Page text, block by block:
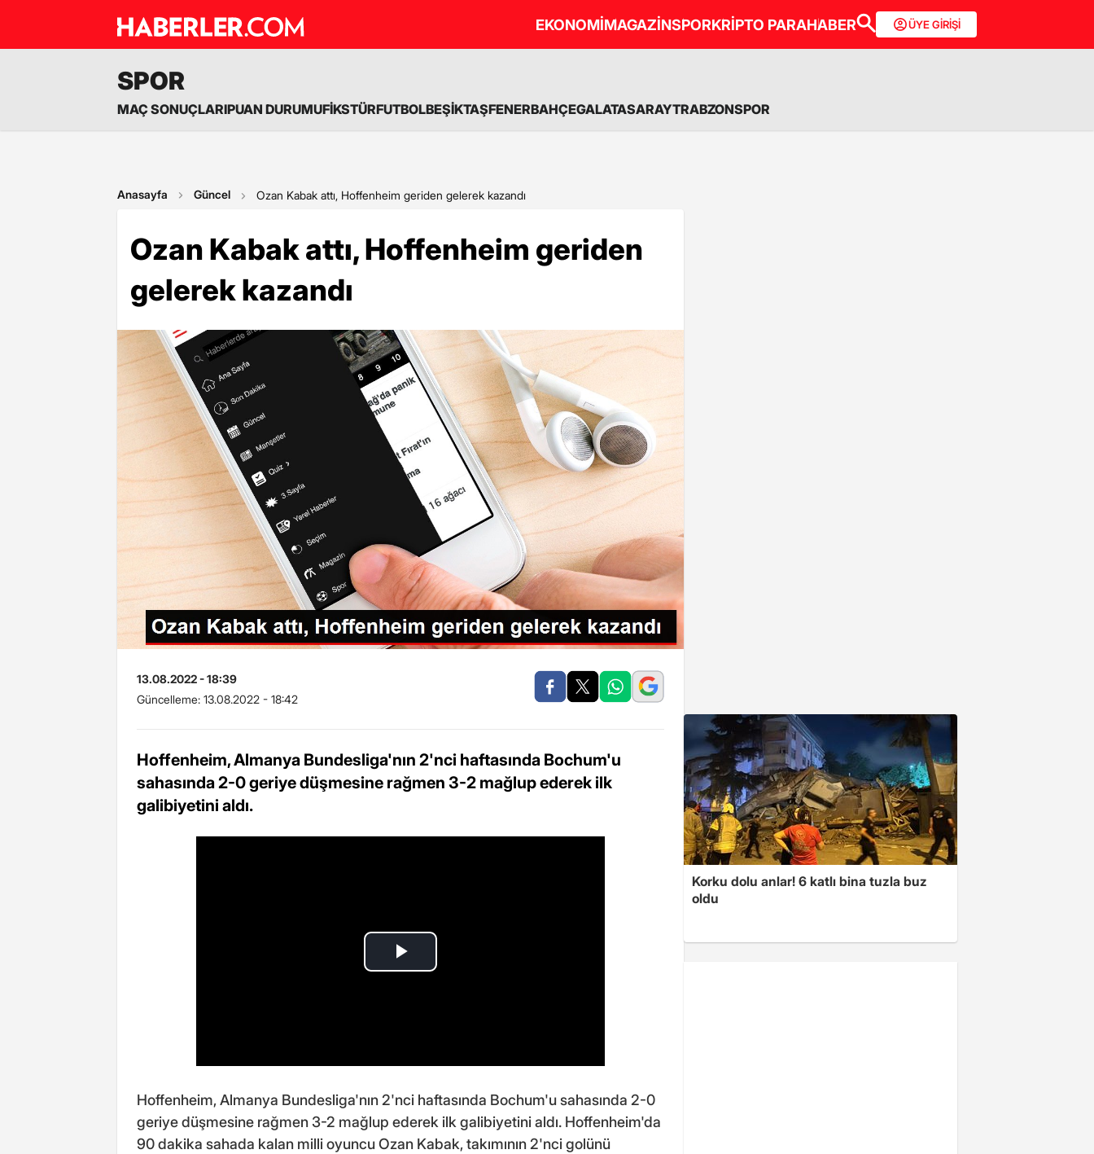
EKONOMİMAGAZİNSPORKRİPTO PARAHABER ÜYE GİRİŞİ
SPOR
MAÇ SONUÇLARIPUAN DURUMUFİKSTÜRFUTBOLBEŞİKTAŞFENERBAHÇEGALATASARAYTRABZONSPOR
Anasayfa Güncel Ozan Kabak attı, Hoffenheim geriden gelerek kazandı
Ozan Kabak attı, Hoffenheim geriden
gelerek kazandı
13.08.2022 - 18:39
Güncelleme: 13.08.2022 - 18:42
Hoffenheim, Almanya Bundesliga'nın 2'nci haftasında Bochum'u
sahasında 2-0 geriye düşmesine rağmen 3-2 mağlup ederek ilk
galibiyetini aldı.
Hoffenheim, Almanya Bundesliga'nın 2'nci haftasında Bochum'u sahasında 2-0
geriye düşmesine rağmen 3-2 mağlup ederek ilk galibiyetini aldı. Hoffenheim'da
90 dakika sahada kalan milli oyuncu Ozan Kabak, takımının 2'nci golünü
Korku dolu anlar! 6 katlı bina tuzla buz
oldu